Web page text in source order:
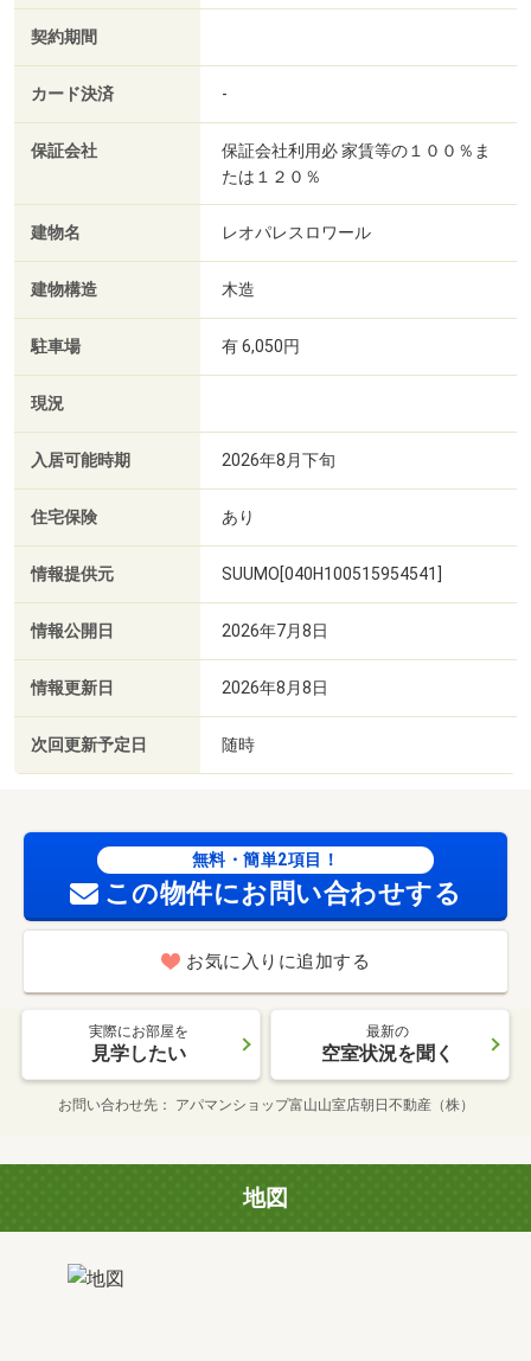
契約期間
カード決済 -
保証会社
保証会社利用必 家賃等の１００％ま
たは１２０％
建物名 レオパレスロワール
建物構造 木造
駐車場 有 6,050円
現況
入居可能時期 2026年8月下旬
住宅保険 あり
情報提供元 SUUMO[040H100515954541]
情報公開日 2026年7月8日
情報更新日 2026年8月8日
次回更新予定日 随時
無料・簡単2項目！
この物件にお問い合わせする
お気に入りに追加する
実際にお部屋を
見学したい
最新の
空室状況を聞く
お問い合わせ先 アパマンショップ富山山室店朝日不動産（株）
地図